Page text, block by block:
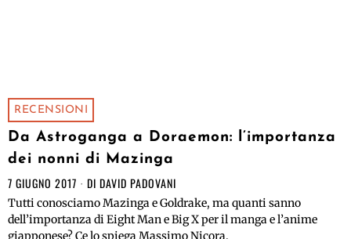
RECENSIONI
Da Astroganga a Doraemon: l’importanza
dei nonni di Mazinga
7 GIUGNO 2017 DI DAVID PADOVANI
Tutti conosciamo Mazinga e Goldrake, ma quanti sanno
dell’importanza di Eight Man e Big X per il manga e l’anime
giapponese? Ce lo spiega Massimo Nicora.